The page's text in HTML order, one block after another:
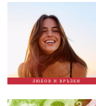
ЛЮБОВ И ВРЪЗКИ